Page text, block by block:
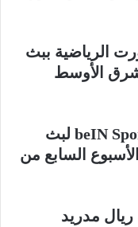
الرياضية ببث
الأوسط
وستقوم بتخصيص قناة beIN Sports HD 1 لبث
السابع من
ريال مدريد